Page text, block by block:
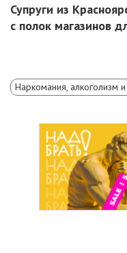
Супруги из
с полок магазинов
Наркомания, алкоголизм